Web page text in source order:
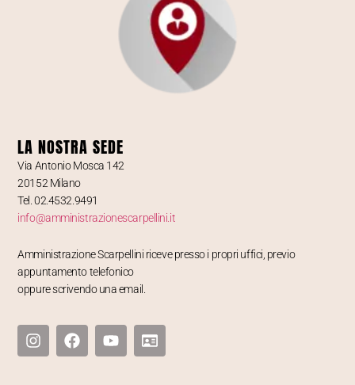
LA NOSTRA SEDE
Via Antonio Mosca 142
20152 Milano
Tel. 02.4532.9491
info@amministrazionescarpellini.it
Amministrazione Scarpellini riceve presso i propri uffici, previo
appuntamento telefonico
oppure scrivendo una email.